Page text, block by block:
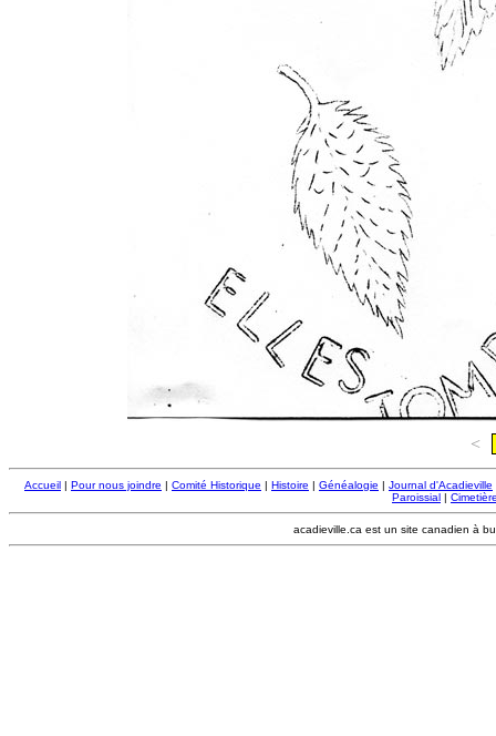
<
Accueil | Pour nous joindre | Comité Historique | Histoire | Généalogie | Journal d'Acadieville
Paroissial |
acadieville.ca est un site canadien à